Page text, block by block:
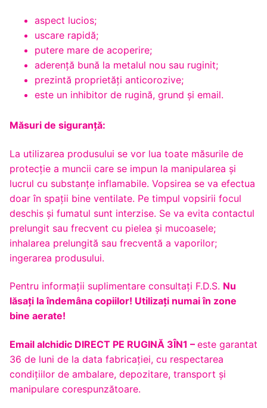
aspect lucios;
uscare rapidă;
putere mare de acoperire;
aderență bună la metalul nou sau ruginit;
prezintă proprietăți anticorozive;
este un inhibitor de rugină, grund și email.
Măsuri de siguranță:
La utilizarea produsului se vor lua toate măsurile de
protecție a muncii care se impun la manipularea și
lucrul cu substanțe inflamabile. Vopsirea se va efectua
doar în spații bine ventilate. Pe timpul vopsirii focul
deschis și fumatul sunt interzise. Se va evita contactul
prelungit sau frecvent cu pielea şi mucoasele;
inhalarea prelungită sau frecventă a vaporilor;
ingerarea produsului.
Pentru informaţii suplimentare consultaţi F.D.S. Nu
lăsaţi la îndemâna copiilor! Utilizaţi numai în zone
bine aerate!
Email alchidic DIRECT PE RUGINĂ 3ÎN1 – este garantat
36 de luni de la data fabricației, cu respectarea
condițiilor de ambalare, depozitare, transport și
manipulare corespunzătoare.